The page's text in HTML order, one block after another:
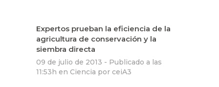
Expertos prueban la eficiencia de la
agricultura de conservación y la
siembra directa
09 de julio de 2013 - Publicado a las
11:53h en Ciencia por ceiA3